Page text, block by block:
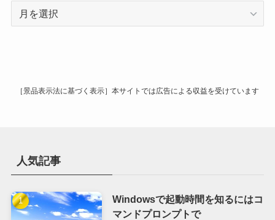
［景品表示法に基づく表示］本サイトでは広告による収益を受けています
人気記事
Windowsで起動時間を知るにはコ
マンドプロンプトで